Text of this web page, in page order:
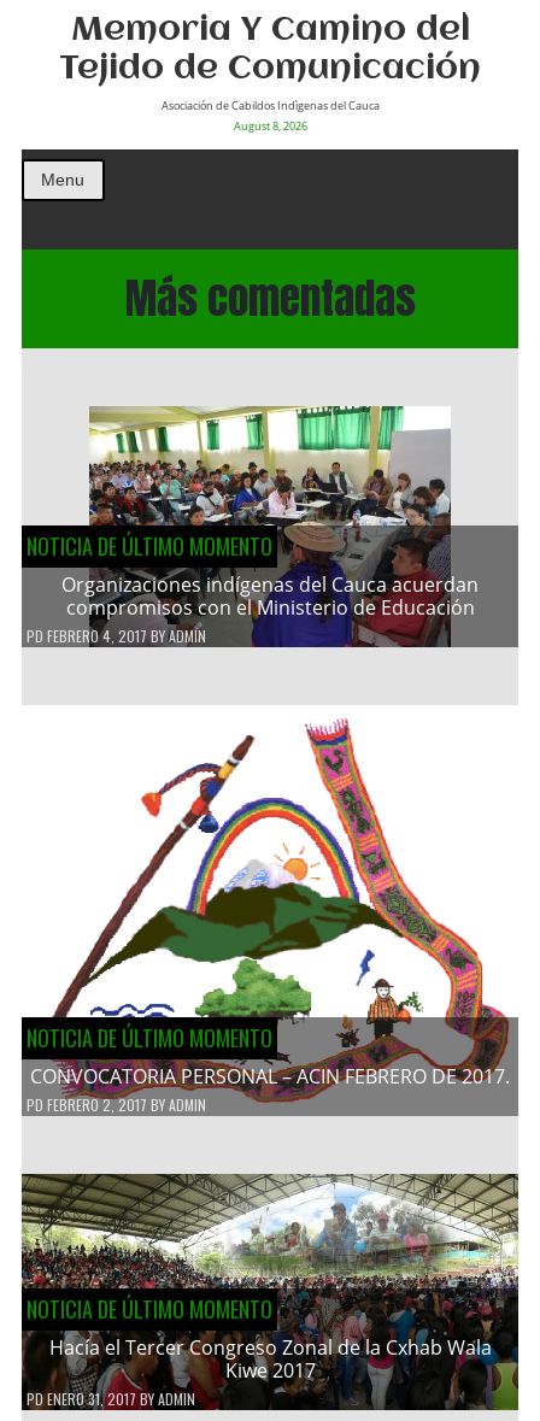
Memoria Y Camino del
Tejido de Comunicación
Asociación de Cabildos Indìgenas del Cauca
August 8, 2026
Menu
Más comentadas
NOTICIA DE ÚLTIMO MOMENTO
Organizaciones indígenas del Cauca acuerdan
compromisos con el Ministerio de Educación
PD FEBRERO 4, 2017 BYADMIN
NOTICIA DE ÚLTIMO MOMENTO
CONVOCATORIA PERSONAL – ACIN FEBRERO DE 2017.
PD FEBRERO 2, 2017 BYADMIN
NOTICIA DE ÚLTIMO MOMENTO
Hacía el Tercer Congreso Zonal de la Cxhab Wala
Kiwe 2017
PDENERO 31, 2017 BYADMIN